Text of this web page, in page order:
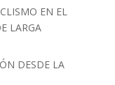
EN EL
LARGA
DESDE LA